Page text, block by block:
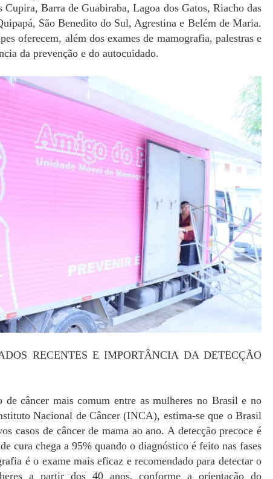
Cupira, Barra de Guabiraba, Lagoa dos Gatos, Riacho das
São Benedito do Sul, Agrestina e Belém de Maria.
oferecem, além dos exames de mamografia, palestras e
da prevenção e do autocuidado.
RECENTES E IMPORTÂNCIA DA DETECÇÃO
câncer mais comum entre as mulheres no Brasil e no
Nacional de Câncer (INCA), estima-se que o Brasil
casos de câncer de mama ao ano. A detecção precoce é
cura chega a 95% quando o diagnóstico é feito nas fases
é o exame mais eficaz e recomendado para detectar o
a partir dos 40 anos, conforme a orientação do